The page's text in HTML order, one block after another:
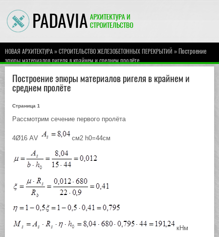
НОВАЯ АРХИТЕКТУРА»СТРОИТЕЛЬСТВО ЖЕЛЕЗОБЕТОННЫХ ПЕРЕКРЫТИЙ » Построение
эпюры материалов ригеля в крайнем и среднем пролёте
Построение эпюры материалов ригеля в крайнем и
среднем пролёте
Страница 1
Рассмотрим сечение первого пролёта
4Ø16 АV см2 h0=44cм
кНм